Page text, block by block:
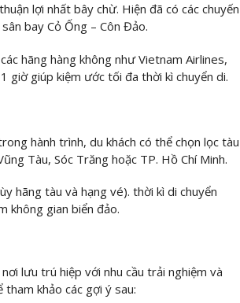
lợi nhất bây chừ. Hiện đã có các chuyến
bay Cỏ Ống – Côn Đảo.
hãng hàng không như Vietnam Airlines,
giờ giúp kiệm ước tối đa thời kì chuyển di.
hành trình, du khách có thể chọn lọc tàu
Tàu, Sóc Trăng hoặc TP. Hồ Chí Minh.
hãng tàu và hạng vé). thời kì di chuyển
không gian biển đảo.
lưu trú hiệp với nhu cầu trải nghiệm và
tham khảo các gợi ý sau: